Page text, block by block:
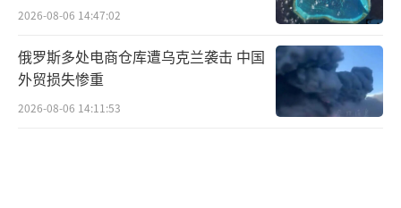
2026-08-06 14:47:02
俄罗斯多处电商仓库遭乌克兰袭击 中国
外贸损失惨重
2026-08-06 14:11:53